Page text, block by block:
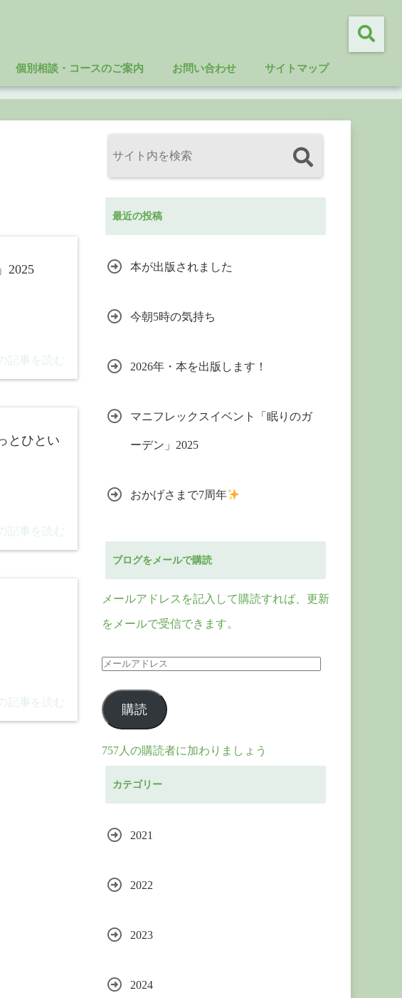
個別相談・コースのご案内 お問い合わせ サイトマップ
2025
記事を読む
とひとい
記事を読む
記事を読む
最近の投稿
本が出版されました
今朝5時の気持ち
2026年・本を出版します！
マニフレックスイベント「眠りのガ
ーデン」2025
おかげさまで7周年
ブログをメールで購読
メールアドレスを記入して購読すれば、更新
をメールで受信できます。
メ
ル 購読
757人の購読者に加わりましょう
カテゴリー
2021
2022
2023
2024